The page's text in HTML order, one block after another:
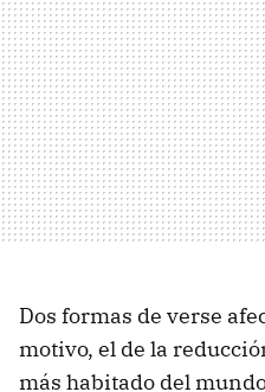
Dos formas de verse
motivo, el de la
más habitado del